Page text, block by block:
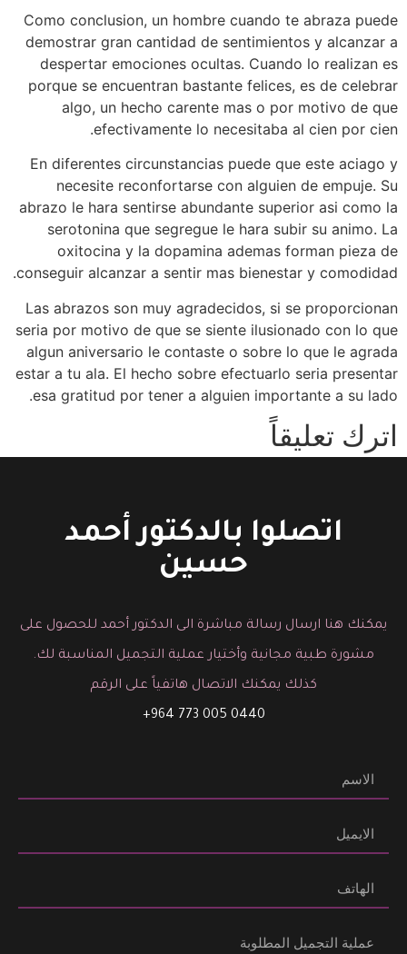
Como conclusion, un hombre cuando te abraza puede
demostrar gran cantidad de sentimientos y alcanzar a
despertar emociones ocultas. Cuando lo realizan es
porque se encuentran bastante felices, es de celebrar
algo, un hecho carente mas o por motivo de que
efectivamente lo necesitaba al cien por cien.
En diferentes circunstancias puede que este aciago y
necesite reconfortarse con alguien de empuje. Su
abrazo le hara sentirse abundante superior asi­ como la
serotonina que segregue le hara subir su animo. La
oxitocina y la dopamina ademas forman pieza de
conseguir alcanzar a sentir mas bienestar y comodidad.
Las abrazos son muy agradecidos, si se proporcionan
seri­a por motivo de que se siente ilusionado con lo que
algun aniversario le contaste o sobre lo que le agrada
estar a tu ala. El hecho sobre efectuarlo seri­a presentar
esa gratitud por tener a alguien importante a su lado.
اترك تعليقاً
اتصلوا بالدكتور أحمد
حسين
يمكنك هنا ارسال رسالة مباشرة الى الدكتور أحمد للحصول على
مشورة طبية مجانية وأختيار عملية التجميل المناسبة لك.
كذلك يمكنك الاتصال هاتفياً على الرقم
0440 005 773 964+